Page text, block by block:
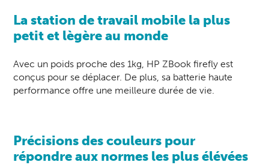
La station de travail mobile la plus
petit et lègère au monde
Avec un poids proche des 1kg, HP ZBook firefly est
conçus pour se déplacer. De plus, sa batterie haute
performance offre une meilleure durée de vie.
Précisions des couleurs pour
répondre aux normes les plus élévées